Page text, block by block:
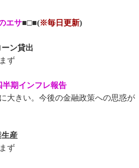
エサ■□■(※毎日更新)
ン貸出
ず
半期インフレ報告
大きい。今後の金融政策への思惑が
産
ず